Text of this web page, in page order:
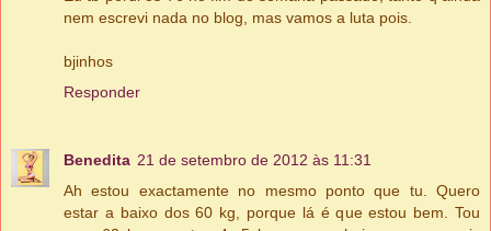
nem escrevi nada no blog, mas vamos a luta pois.
bjinhos
Responder
Benedita 21 de setembro de 2012 às 11:31
Ah estou exactamente no mesmo ponto que tu. Quero
estar a baixo dos 60 kg, porque lá é que estou bem. Tou